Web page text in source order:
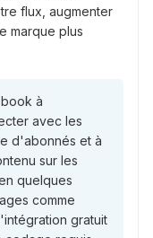
flux, augmenter
marque plus
à
avec les
d'abonnés et à
sur les
quelques
comme
gratuit